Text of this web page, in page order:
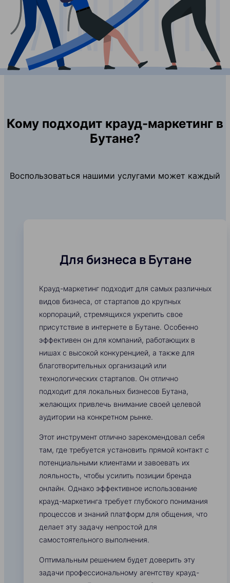
Кому подходит крауд-маркетинг в
Бутане?
Воспользоваться нашими услугами может каждый
Для бизнеса в Бутане
Крауд-маркетинг подходит для самых различных
видов бизнеса, от стартапов до крупных
корпораций, стремящихся укрепить свое
присутствие в интернете в Бутане. Особенно
эффективен он для компаний, работающих в
нишах с высокой конкуренцией, а также для
благотворительных организаций или
технологических стартапов. Он отлично
подходит для локальных бизнесов Бутана,
желающих привлечь внимание своей целевой
аудитории на конкретном рынке.
Этот инструмент отлично зарекомендовал себя
там, где требуется установить прямой контакт с
потенциальными клиентами и завоевать их
лояльность, чтобы усилить позиции бренда
онлайн. Однако эффективное использование
крауд-маркетинга требует глубокого понимания
процессов и знаний платформ для общения, что
делает эту задачу непростой для
самостоятельного выполнения.
Оптимальным решением будет доверить эту
задачи профессиональному агентству крауд-